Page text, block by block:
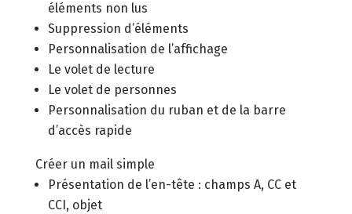
éléments non lus
Suppression d’éléments
Personnalisation de l’affichage
Le volet de lecture
Le volet de personnes
Personnalisation du ruban et de la barre
d’accès rapide
Créer un mail simple
Présentation de l’en-tête : champs A, CC et
CCI, objet